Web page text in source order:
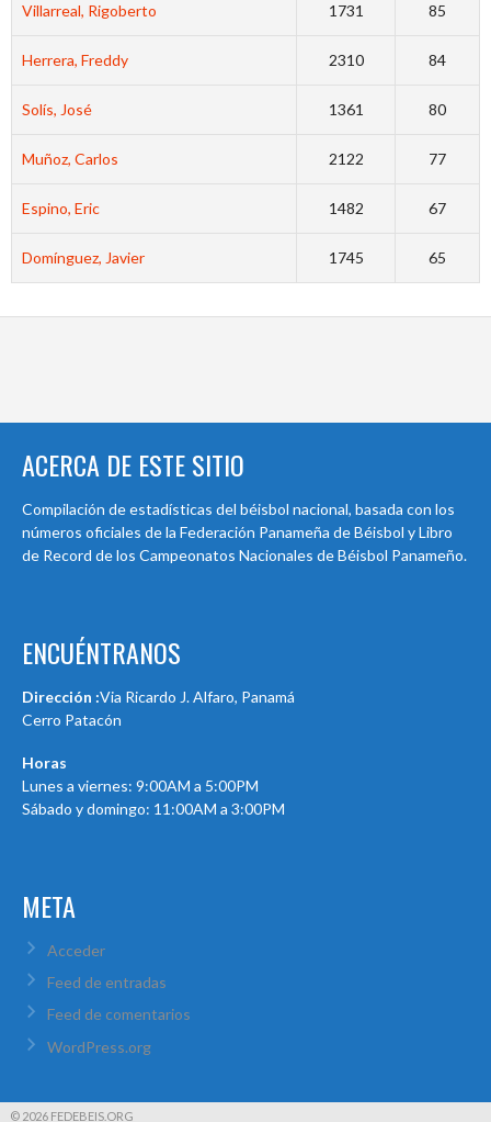
Villarreal, Rigoberto 1731 85
Herrera, Freddy 2310 84
Solís, José 1361 80
Muñoz, Carlos 2122 77
Espino, Eric 1482 67
Domínguez, Javier 1745 65
ACERCA DE ESTE SITIO
Compilación de estadísticas del béisbol nacional, basada con los
números oficiales de la Federación Panameña de Béisbol y Libro
de Record de los Campeonatos Nacionales de Béisbol Panameño.
ENCUÉNTRANOS
Dirección :Via Ricardo J. Alfaro, Panamá
Cerro Patacón
Horas
Lunes a viernes: 9:00AM a 5:00PM
Sábado y domingo: 11:00AM a 3:00PM
META
Acceder
Feed de entradas
Feed de comentarios
WordPress.org
© 2026 FEDEBEIS.ORG